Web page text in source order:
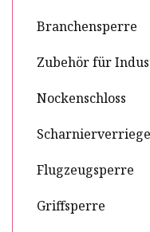
Branchensperre
Zubehör für
Nockenschloss
Flugzeugsperre
Griffsperre